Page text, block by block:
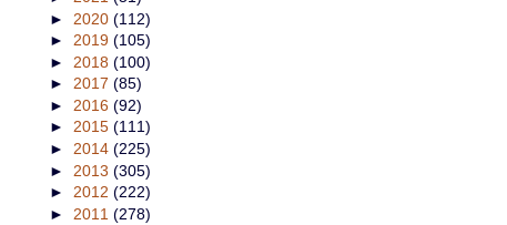
► 2020 (112)
► 2019 (105)
► 2018 (100)
► 2017 (85)
► 2016 (92)
► 2015 (111)
► 2014 (225)
► 2013 (305)
► 2012 (222)
► 2011 (278)